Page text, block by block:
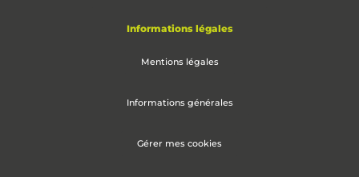
Informations légales
Mentions légales
Informations générales
Gérer mes cookies